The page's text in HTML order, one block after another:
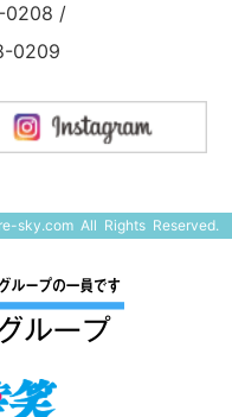
/
0209
sky.comAll Rights Reserved.